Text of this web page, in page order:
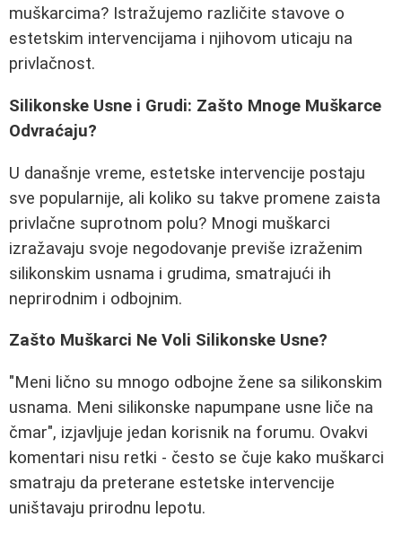
muškarcima? Istražujemo različite stavove o
estetskim intervencijama i njihovom uticaju na
privlačnost.
Silikonske Usne i Grudi: Zašto Mnoge Muškarce
Odvraćaju?
U današnje vreme, estetske intervencije postaju
sve popularnije, ali koliko su takve promene zaista
privlačne suprotnom polu? Mnogi muškarci
izražavaju svoje negodovanje previše izraženim
silikonskim usnama i grudima, smatrajući ih
neprirodnim i odbojnim.
Zašto Muškarci Ne Voli Silikonske Usne?
"Meni lično su mnogo odbojne žene sa silikonskim
usnama. Meni silikonske napumpane usne liče na
čmar", izjavljuje jedan korisnik na forumu. Ovakvi
komentari nisu retki - često se čuje kako muškarci
smatraju da preterane estetske intervencije
uništavaju prirodnu lepotu.